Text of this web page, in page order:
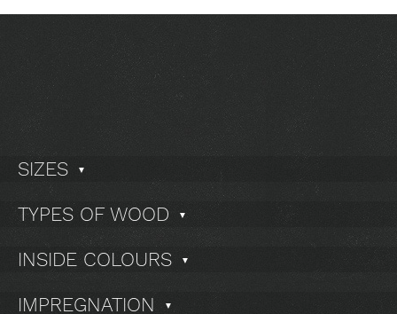
SIZES ▼
TYPES OF WOOD ▼
INSIDE COLOURS ▼
IMPREGNATION ▼